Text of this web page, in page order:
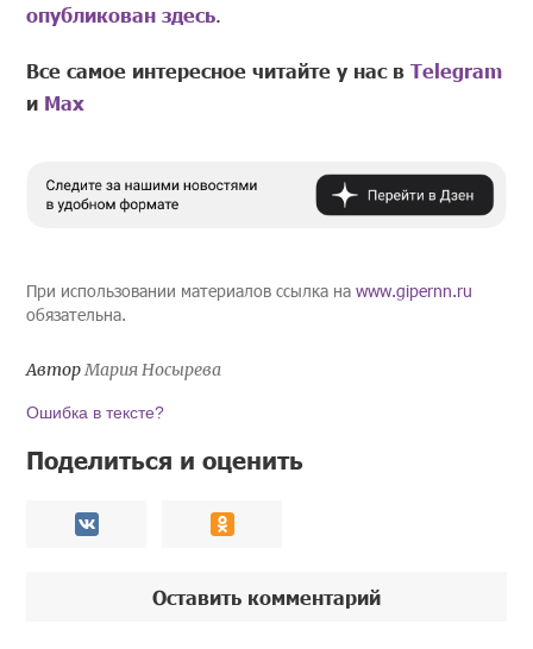
опубликован здесь.
Все самое интересное читайте у нас вTelegram
и Mах
При использовании материалов ссылка наwww.gipernn.ru
обязательна.
АвторМария Носырева
Ошибка в тексте?
Поделиться и оценить
Оставить комментарий